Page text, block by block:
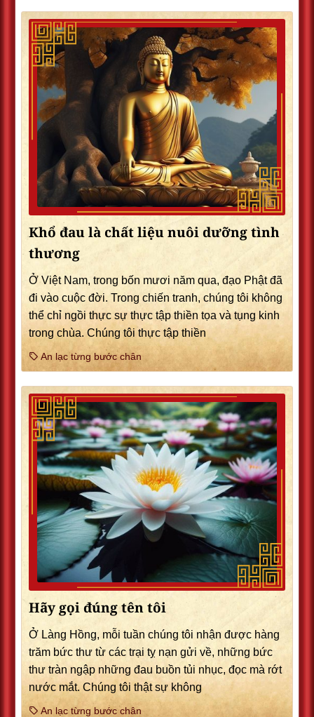
Khổ đau là chất liệu nuôi dưỡng tình
thương
Ở Việt Nam, trong bốn mươi năm qua, đạo Phật đã
đi vào cuộc đời. Trong chiến tranh, chúng tôi không
thể chỉ ngồi thực sự thực tập thiền tọa và tụng kinh
trong chùa. Chúng tôi thực tập thiền
An lạc từng bước chân
Hãy gọi đúng tên tôi
Ở Làng Hồng, mỗi tuần chúng tôi nhận được hàng
trăm bức thư từ các trại tỵ nạn gửi về, những bức
thư tràn ngập những đau buồn tủi nhục, đọc mà rớt
nước mắt. Chúng tôi thật sự không
An lạc từng bước chân